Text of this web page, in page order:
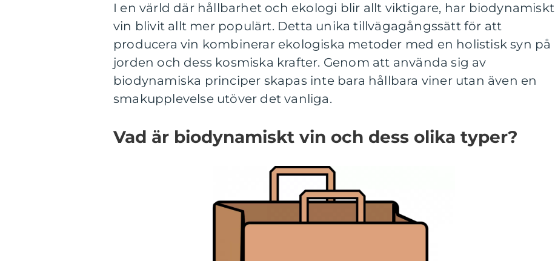
I en värld där hållbarhet och ekologi blir allt viktigare, har biodynamiskt
vin blivit allt mer populärt. Detta unika tillvägagångssätt för att
producera vin kombinerar ekologiska metoder med en holistisk syn på
jorden och dess kosmiska krafter. Genom att använda sig av
biodynamiska principer skapas inte bara hållbara viner utan även en
smakupplevelse utöver det vanliga.
Vad är biodynamiskt vin och dess olika typer?